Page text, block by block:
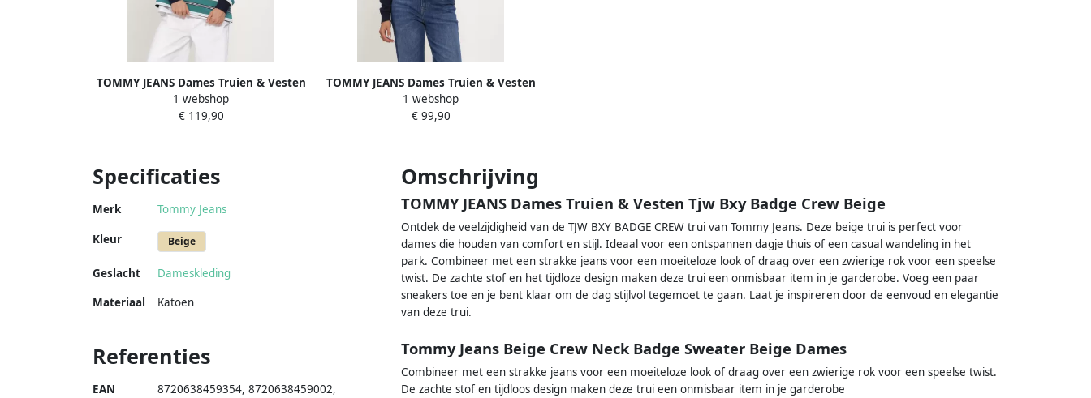
TOMMY JEANS Dames Truien & Vesten
Tjw Rlx Multi Stripe Rugby Ext Multi
1 webshop
€ 119,90
TOMMY JEANS Dames Truien & Vesten
Tjw Flag Crew Neck Sweater Ext
Donkerblauw
1 webshop
€ 99,90
Specificaties
Merk Tommy Jeans
Kleur Beige
Geslacht
Dameskleding
Materiaal
Katoen
Omschrijving
TOMMY JEANS Dames Truien & Vesten Tjw Bxy Badge Crew Beige
Ontdek de veelzijdigheid van de TJW BXY BADGE CREW trui van Tommy Jeans. Deze beige trui is perfect voor
dames die houden van comfort en stijl. Ideaal voor een ontspannen dagje thuis of een casual wandeling in het
park. Combineer met een strakke jeans voor een moeiteloze look of draag over een zwierige rok voor een speelse
twist. De zachte stof en het tijdloze design maken deze trui een onmisbaar item in je garderobe. Voeg een paar
sneakers toe en je bent klaar om de dag stijlvol tegemoet te gaan. Laat je inspireren door de eenvoud en elegantie
van deze trui.
Tommy Jeans Beige Crew Neck Badge Sweater Beige Dames
Combineer met een strakke jeans voor een moeiteloze look of draag over een zwierige rok voor een speelse twist.
De zachte stof en tijdloos design maken deze trui een onmisbaar item in je garderobe
Referenties
EAN 8720638459354, 8720638459002,